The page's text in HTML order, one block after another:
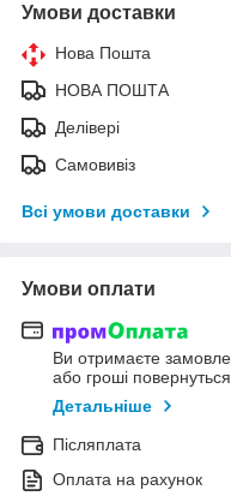
Умови доставки
Нова Пошта
НОВА ПОШТА
Делівері
Самовивіз
Всі умови доставки
Умови оплати
Ви отримаєте
або гроші
Детальніше
Післяплата
Оплата на рахунок